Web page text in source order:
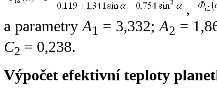
,
a parametryA1 = 3,332;A2 =
C2 = 0,238.
Výpočet efektivní teploty